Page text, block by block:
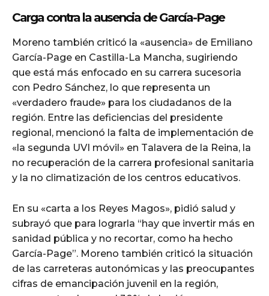
Carga contra la ausencia de García-Page
Moreno también criticó la «ausencia» de Emiliano
García-Page en Castilla-La Mancha, sugiriendo
que está más enfocado en su carrera sucesoria
con Pedro Sánchez, lo que representa un
«verdadero fraude» para los ciudadanos de la
región. Entre las deficiencias del presidente
regional, mencionó la falta de implementación de
«la segunda UVI móvil» en Talavera de la Reina, la
no recuperación de la carrera profesional sanitaria
y la no climatización de los centros educativos.
En su «carta a los Reyes Magos», pidió salud y
subrayó que para lograrla “hay que invertir más en
sanidad pública y no recortar, como ha hecho
García-Page”. Moreno también criticó la situación
de las carreteras autonómicas y las preocupantes
cifras de emancipación juvenil en la región,